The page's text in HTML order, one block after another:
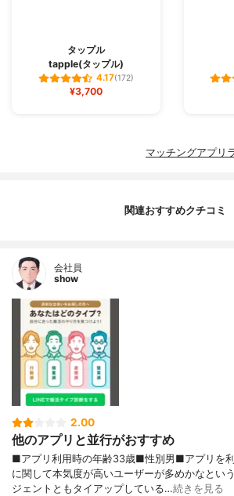
タップル
tapple(タップル)
4.17(172)
¥3,700
マッチングアプリ
関連おすすめクチコミ
会社員
show
2.00
他のアプリと並行がおすすめ
■アプリ利用時の年齢33歳■性別男■アプリを
に関して本気度が高いユーザーが多めかなとい
ジェントともタイアップしている…続きを見る